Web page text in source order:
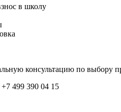
в школу
консультацию по выбору
499 390 04 15